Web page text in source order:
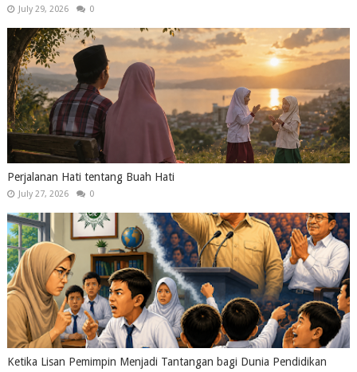
July 29, 2026 0
Perjalanan Hati tentang Buah Hati
July 27, 2026 0
Ketika Lisan Pemimpin Menjadi Tantangan bagi Dunia Pendidikan